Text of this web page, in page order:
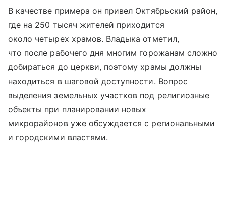
В качестве примера он привел Октябрьский район,
где на 250 тысяч жителей приходится
около четырех храмов. Владыка отметил,
что после рабочего дня многим горожанам сложно
добираться до церкви, поэтому храмы должны
находиться в шаговой доступности. Вопрос
выделения земельных участков под религиозные
объекты при планировании новых
микрорайонов уже обсуждается с региональными
и городскими властями.